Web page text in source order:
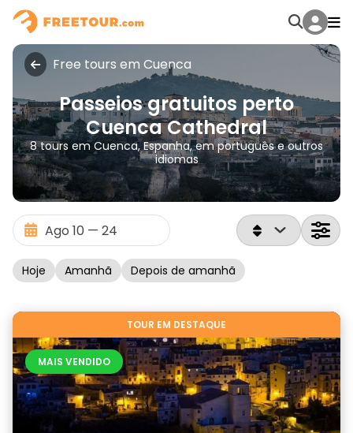
Free tours em Cuenca
Passeios gratuitos perto
Cuenca Cathedral
8 tours em Cuenca, Espanha, em português e outros
idiomas
Hoje Amanhã Depois de amanhã
TOUR EM DESTAQUE
MAIS VENDIDO